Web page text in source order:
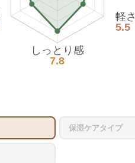
軽さ
5.5
しっとり感
7.8
保湿ケアタイプ